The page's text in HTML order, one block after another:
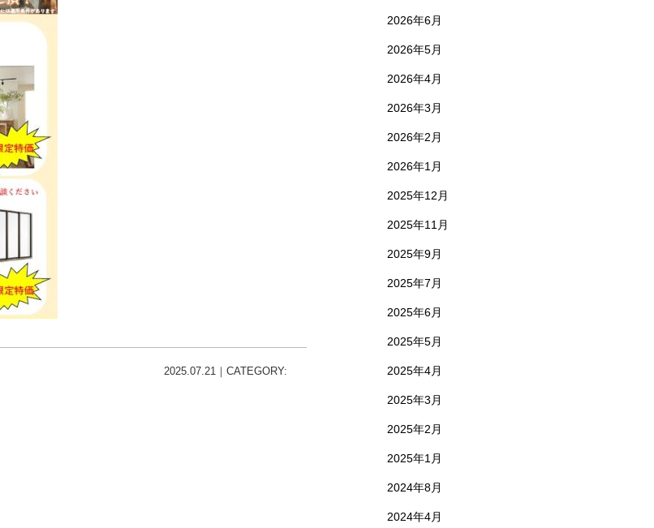
2025.07.21｜CATEGORY:
2026年6月
2026年5月
2026年4月
2026年3月
2026年2月
2026年1月
2025年12月
2025年11月
2025年9月
2025年7月
2025年6月
2025年5月
2025年4月
2025年3月
2025年2月
2025年1月
2024年8月
2024年4月